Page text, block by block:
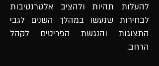
להעלות תהיות ולהציב אלטרנטיבות
לבחירות שנעשו במהלך השנים לגבי
התצוגות והנגשת הפריטים לקהל
הרחב.